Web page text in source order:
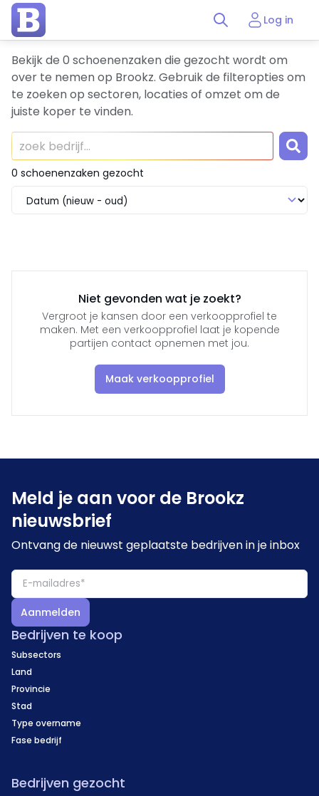
Log in
Bekijk de 0 schoenenzaken die gezocht wordt om
over te nemen op Brookz. Gebruik de filteropties om
te zoeken op sectoren, locaties of omzet om de
juiste koper te vinden.
0 schoenenzaken gezocht
Niet gevonden wat je zoekt?
Vergroot je kansen door een verkoopprofiel te
maken. Met een verkoopprofiel laat je kopende
partijen contact opnemen met jou.
Maak verkoopprofiel
Meld je aan voor de Brookz
nieuwsbrief
Ontvang de nieuwst geplaatste bedrijven in je inbox
Aanmelden
Bedrijven te koop
Subsectors
Land
Provincie
Stad
Type overname
Fase bedrijf
Bedrijven gezocht